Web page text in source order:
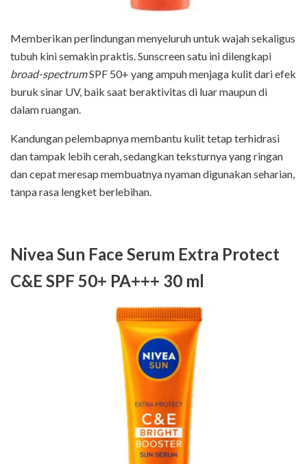
Memberikan perlindungan menyeluruh untuk wajah sekaligus
tubuh kini semakin praktis. Sunscreen satu ini dilengkapi
broad-spectrumSPF 50+ yang ampuh menjaga kulit dari efek
buruk sinar UV, baik saat beraktivitas di luar maupun di
dalam ruangan.
Kandungan pelembapnya membantu kulit tetap terhidrasi
dan tampak lebih cerah, sedangkan teksturnya yang ringan
dan cepat meresap membuatnya nyaman digunakan seharian,
tanpa rasa lengket berlebihan.
Nivea Sun Face Serum Extra Protect
C&E SPF 50+ PA+++ 30 ml